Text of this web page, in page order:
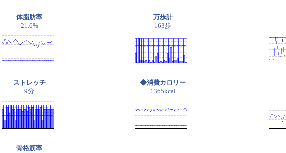
体脂肪率
21.6%
万歩計
163歩
ストレッチ
9分
◆消費カロリー
1365kcal
骨格筋率